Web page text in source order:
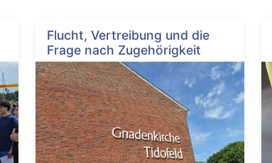
Flucht, Vertreibung und die
Frage nach Zugehörigkeit